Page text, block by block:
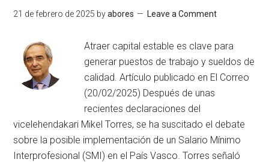
21 de febrero de 2025 byabores Leave a Comment
Atraer capital estable es clave para
generar puestos de trabajo y sueldos de
calidad. Artículo publicado en El Correo
(20/02/2025) Después de unas
recientes declaraciones del
vicelehendakari Mikel Torres, se ha suscitado el debate
sobre la posible implementación de un Salario Mínimo
Interprofesional (SMI) en el País Vasco. Torres señaló